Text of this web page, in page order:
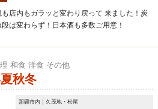
店内もガラッと変わり戻って 来ました！炭
は変わらず！日本酒も多数ご用意！
和食 洋食 その他
秋冬
那覇市内｜久茂地・松尾